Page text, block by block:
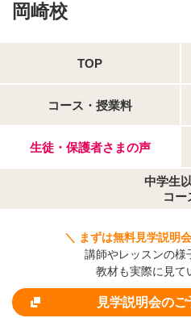
岡崎校
TOP
コース・授業料
生徒・保護者さまの声
中学生
コー
＼ まずは無料見学説明
講師やレッスンの様
教材も実際に見て
見学説明会の